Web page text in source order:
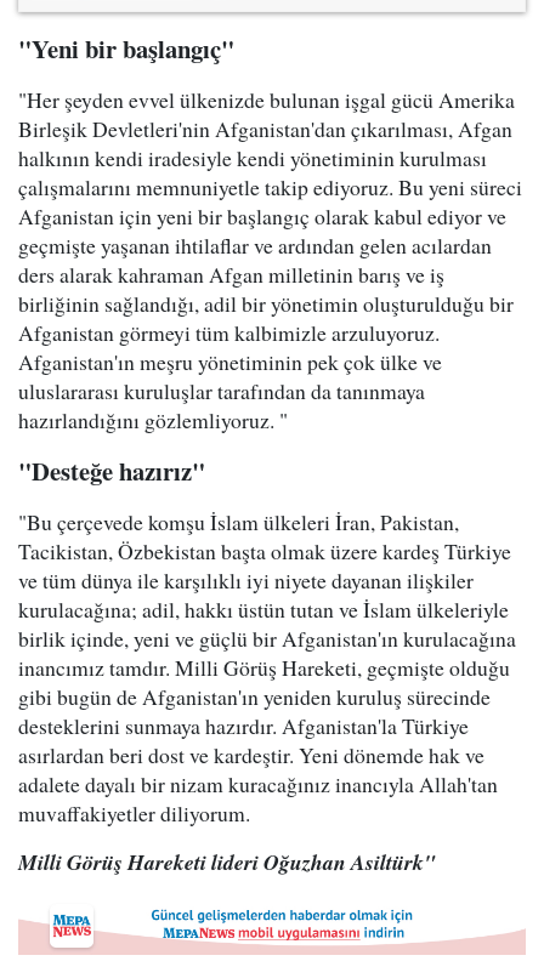
"Yeni bir başlangıç"
"Her şeyden evvel ülkenizde bulunan işgal gücü Amerika
Birleşik Devletleri'nin Afganistan'dan çıkarılması, Afgan
halkının kendi iradesiyle kendi yönetiminin kurulması
çalışmalarını memnuniyetle takip ediyoruz. Bu yeni süreci
Afganistan için yeni bir başlangıç olarak kabul ediyor ve
geçmişte yaşanan ihtilaflar ve ardından gelen acılardan
ders alarak kahraman Afgan milletinin barış ve iş
birliğinin sağlandığı, adil bir yönetimin oluşturulduğu bir
Afganistan görmeyi tüm kalbimizle arzuluyoruz.
Afganistan'ın meşru yönetiminin pek çok ülke ve
uluslararası kuruluşlar tarafından da tanınmaya
hazırlandığını gözlemliyoruz. "
"Desteğe hazırız"
"Bu çerçevede komşu İslam ülkeleri İran, Pakistan,
Tacikistan, Özbekistan başta olmak üzere kardeş Türkiye
ve tüm dünya ile karşılıklı iyi niyete dayanan ilişkiler
kurulacağına; adil, hakkı üstün tutan ve İslam ülkeleriyle
birlik içinde, yeni ve güçlü bir Afganistan'ın kurulacağına
inancımız tamdır. Milli Görüş Hareketi, geçmişte olduğu
gibi bugün de Afganistan'ın yeniden kuruluş sürecinde
desteklerini sunmaya hazırdır. Afganistan'la Türkiye
asırlardan beri dost ve kardeştir. Yeni dönemde hak ve
adalete dayalı bir nizam kuracağınız inancıyla Allah'tan
muvaffakiyetler diliyorum.
Milli Görüş Hareketi lideri Oğuzhan Asiltürk"